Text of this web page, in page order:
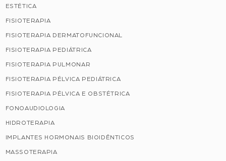
ESTÉTICA
FISIOTERAPIA
FISIOTERAPIA DERMATOFUNCIONAL
FISIOTERAPIA PEDIÁTRICA
FISIOTERAPIA PULMONAR
FISIOTERAPIA PÉLVICA PEDIÁTRICA
FISIOTERAPIA PÉLVICA E OBSTÉTRICA
FONOAUDIOLOGIA
HIDROTERAPIA
IMPLANTES HORMONAIS BIOIDÊNTICOS
MASSOTERAPIA